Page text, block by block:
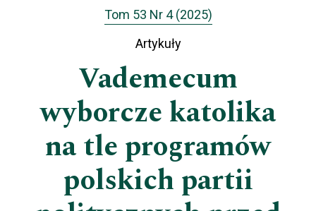
Tom 53 Nr 4 (2025)
Artykuły
Vademecum
wyborcze katolika
na tle programów
polskich partii